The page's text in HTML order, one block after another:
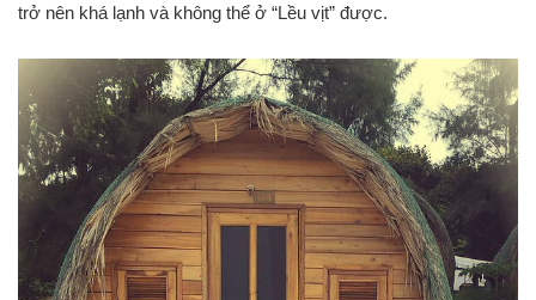
trở nên khá lạnh và không thể ở “Lều vịt” được.